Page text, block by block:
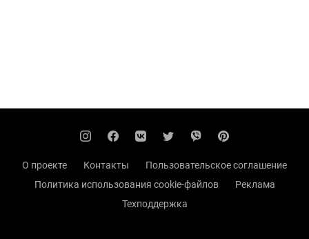
О проекте Контакты
Пользовательское соглашение
Политика использования cookie-файлов
Реклама
Техподдержка